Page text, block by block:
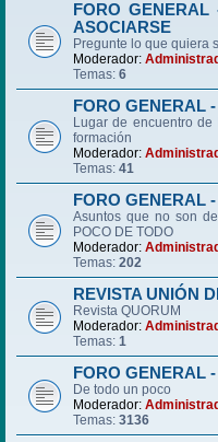
FORO
ASOCIARSE
Pregunte lo que quiera
Moderador:
Temas: 6
FORO GENERAL
Lugar de encuentro
formación
Moderador:
Temas: 41
FORO GENERAL
Asuntos que no son
POCO DE TODO
Moderador:
Temas: 202
REVISTA UNIÓN
Revista QUORUM
Moderador:
Temas: 1
FORO GENERAL
De todo un poco
Moderador:
Temas: 3136